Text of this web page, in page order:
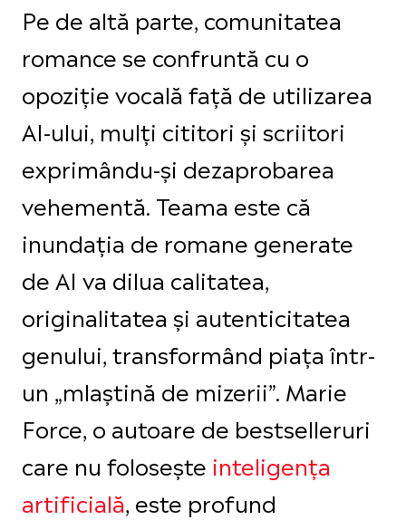
Pe de altă parte, comunitatea
romance se confruntă cu o
opoziție vocală față de utilizarea
AI-ului, mulți cititori și scriitori
exprimându-și dezaprobarea
vehementă. Teama este că
inundația de romane generate
de AI va dilua calitatea,
originalitatea și autenticitatea
genului, transformând piața într-
un „mlaștină de mizerii”. Marie
Force, o autoare de bestselleruri
care nu folosește inteligența
artificială, este profund